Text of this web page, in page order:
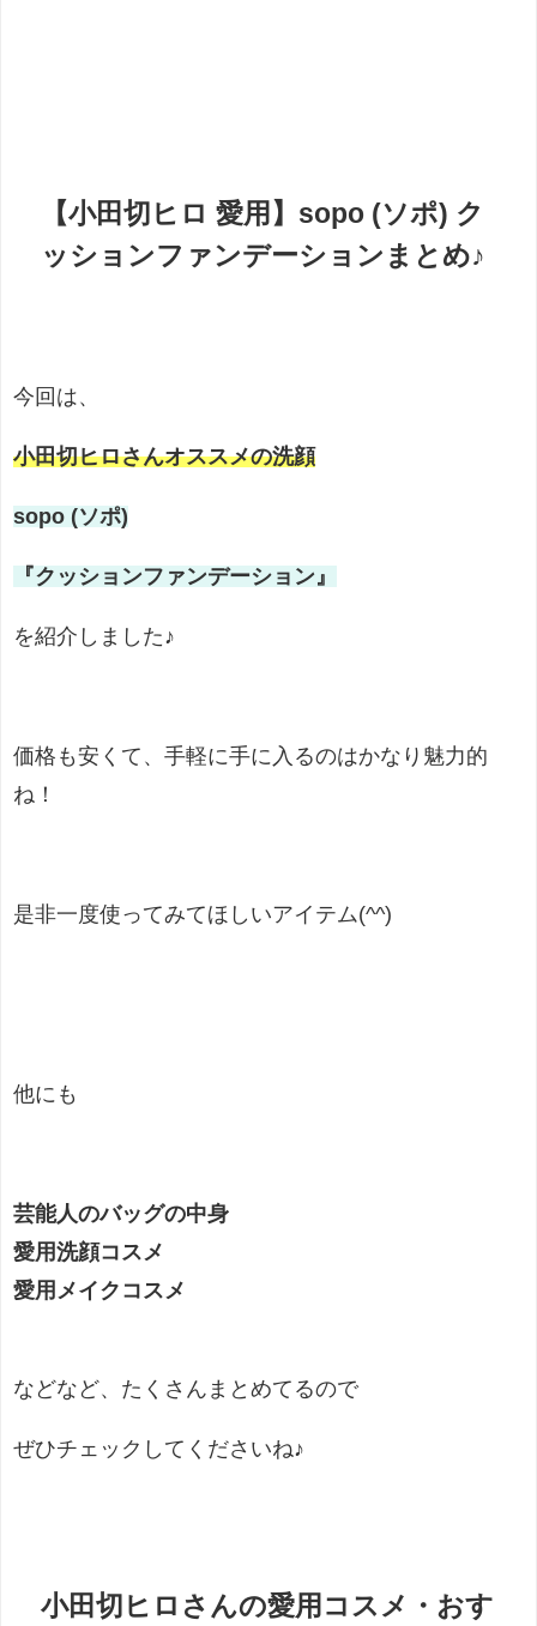
【小田切ヒロ 愛用】sopo (ソポ) ク
ッションファンデーションまとめ♪
今回は、
小田切ヒロさんオススメの洗顔
sopo (ソポ)
『クッションファンデーション』
を紹介しました♪
価格も安くて、手軽に手に入るのはかなり魅力的
ね！
是非一度使ってみてほしいアイテム(^^)
他にも
芸能人のバッグの中身
愛用洗顔コスメ
愛用メイクコスメ
などなど、たくさんまとめてるので
ぜひチェックしてくださいね♪
小田切ヒロさんの愛用コスメ・おす